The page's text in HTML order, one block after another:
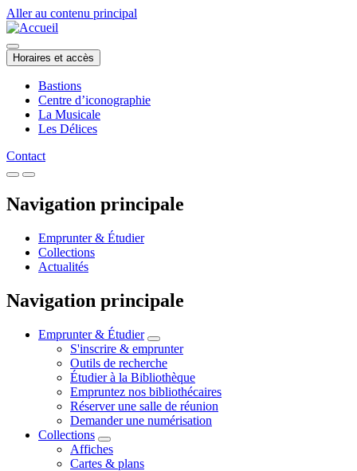
Aller au contenu principal
Horaires et accès
Bastions
Centre d’iconographie
La Musicale
Les Délices
Contact
Navigation principale
Emprunter & Étudier
Collections
Actualités
Navigation principale
Emprunter & Étudier
S'inscrire & emprunter
Outils de recherche
Étudier à la Bibliothèque
Empruntez nos bibliothécaires
Réserver une salle de réunion
Demander une numérisation
Collections
Affiches
Cartes & plans